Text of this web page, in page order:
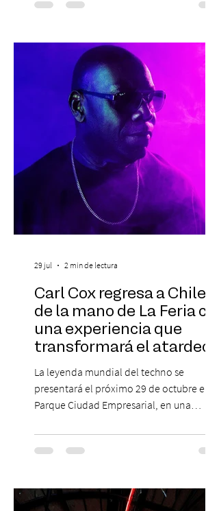
orientación, contención y apoyo
experiencia del cáncer de mama y a sus
familias, además de impulsar la detección
temprana, porque la información también
es una forma de acompañar. Con este
propósito, la Corporación realizará la 17ª
Corrida por la Vida, e
Carl Cox regresa a Chile
de la mano de La Feria con
una experiencia que
transformará el atardecer
del jueves en una
celebración de música
electrónica
La leyenda mundial del techno se
presentará el próximo 29 de octubre en
Parque Ciudad Empresarial, en una
vivir una jornada de música, comunidad y
cultura electrónica desde las 18:00 horas.
viernes 31 de julio, a las 13:00 horas, a
través de Passline. Hay artistas que marcan
29 jul 2 min de lectura